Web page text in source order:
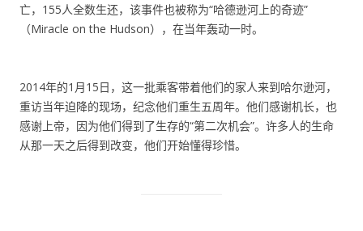
亡，155人全数生还，该事件也被称为“哈德逊河上的奇迹”
（Miracle on the Hudson），在当年轰动一时。
2014年的1月15日，这一批乘客带着他们的家人来到哈尔逊河，
重访当年迫降的现场，纪念他们重生五周年。他们感谢机长，也
感谢上帝，因为他们得到了生存的“第二次机会”。许多人的生命
从那一天之后得到改变，他们开始懂得珍惜。